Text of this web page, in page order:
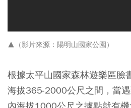
▲（影片來源：陽明山國家公園）
根據太平山國家森林遊樂區臉
海拔365-2000公尺之間，當